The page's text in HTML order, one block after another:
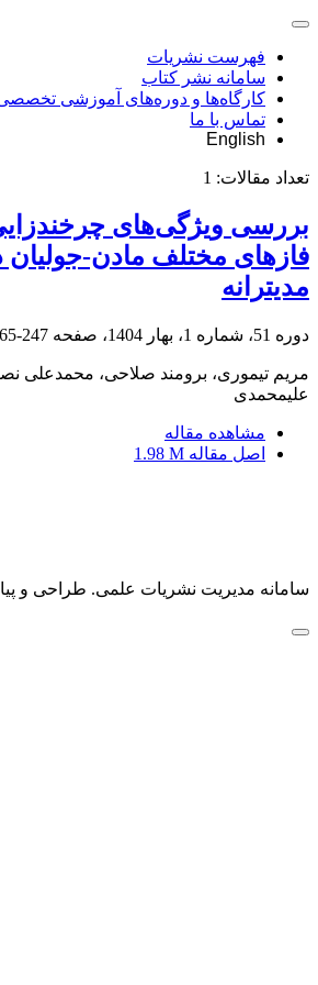
فهرست نشریات
سامانه نشر کتاب
کارگاه‌ها و دوره‌های آموزشی
تماس با ما
English
تعداد مقالات: 1
بررسی ویژگی‌های
فازهای مختلف مادن-جولیان
مدیترانه
دوره 51، شماره 1، بهار 1404، صفحه 247-265
مریم تیموری، برومند صلاحی، محمدعلی
علیمحمدی
مشاهده مقاله
اصل مقاله 1.98 M
سامانه مدیریت نشریات علمی. طراحی و